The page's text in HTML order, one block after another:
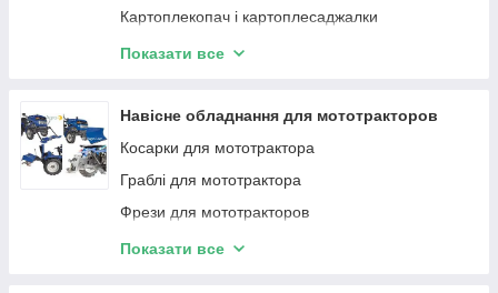
Картоплекопач і картоплесаджалки
Культиватори для тракторів
Ґрунтофрези
Сінокосарки
Прес-підбирачі
Сівалки
Мульчувачі
Показати все
Навісне обладнання для мототракторов
Косарки для мототрактора
Граблі для мототрактора
Фрези для мототракторов
Картоплекопалки для мототрактора
Показати все